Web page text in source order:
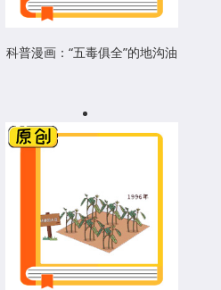
科普漫画：“五毒俱全”的地沟油